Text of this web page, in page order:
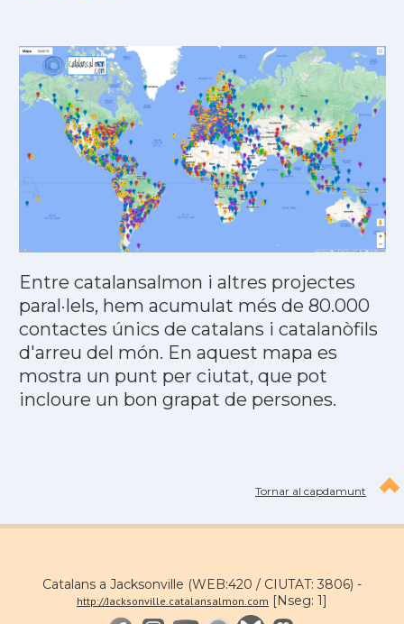
Entre catalansalmon i altres projectes
paral·lels, hem acumulat més de 80.000
contactes únics de catalans i catalanòfils
d'arreu del món. En aquest mapa es
mostra un punt per ciutat, que pot
incloure un bon grapat de persones.
Tornar al capdamunt
Catalans a Jacksonville (WEB:420 / CIUTAT: 3806) -
http://Jacksonville.catalansalmon.com [Nseg: 1]